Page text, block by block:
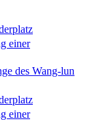
einer
des Wang-lun
einer